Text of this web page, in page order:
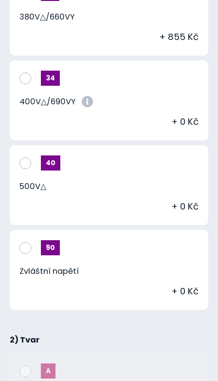
380V△/660VY
+ 855 Kč
34
400V△/690VY
+ 0 Kč
40
500V△
+ 0 Kč
90
Zvláštní napětí
+ 0 Kč
2) Tvar
A